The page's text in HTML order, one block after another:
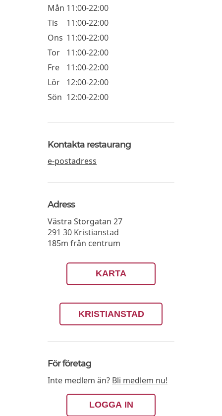
Mån 11:00-22:00
Tis
11:00-22:00
Ons 11:00-22:00
Tor
11:00-22:00
Fre
11:00-22:00
Lör
12:00-22:00
Sön 12:00-22:00
Kontakta restaurang
e-postadress
Adress
Västra Storgatan 27
291 30 Kristianstad
185m från centrum
KARTA
KRISTIANSTAD
För företag
Inte medlem än? Bli medlem nu!
LOGGA IN